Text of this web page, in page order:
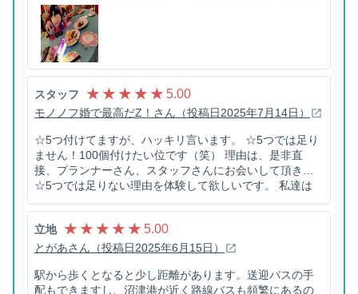
した。 ゲストの皆さん、「ここの料理美味しい」と大好
評でした。
スタッフ ★ ★ ★ ★ ★ 5.00
モノノフ婚で最高だZ！さん（投稿日2025年7月14日）
☆5つ付けてますが、ハッキリ言います。 ☆5つでは足り
ません！100個付けたい位です（笑） 理由は、是非直
接、プランナーさん、スタッフさんにお会いして頂き、
☆5つでは足りない理由を体験して欲しいです。 私達は
り、4年近く経過した今年、遂に式を挙げました。 プラン
ナーさんには4年間もお付き合いして頂き、全てをお願い
してます。 分からない事、こうしたいけど、等々。私達
かりました。 そして、担当プランナーさんの笑顔、ヤバ
イです。最高です。中毒レベルで危険です（笑）ほっん
立地 ★ ★ ★ ★ ★ 5.00
とがあさん（投稿日2025年6月15日）
駅から歩くとなると少し距離があります。送迎バスの手
配もできますし、沼津港が近く路線バスも頻繁にあるの